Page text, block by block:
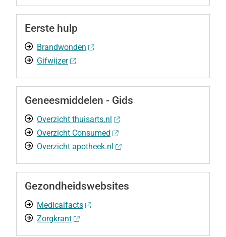
Eerste hulp
Brandwonden
Gifwijzer
Geneesmiddelen - Gids
Overzicht thuisarts.nl
Overzicht Consumed
Overzicht apotheek.nl
Gezondheidswebsites
Medicalfacts
Zorgkrant